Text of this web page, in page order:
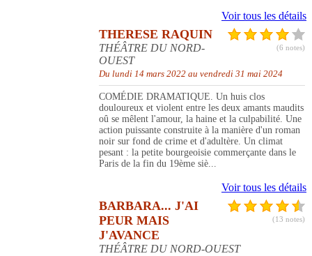
Voir tous les détails
(6 notes)
THERESE RAQUIN
THÉÂTRE DU NORD-
OUEST
Du lundi 14 mars 2022 au vendredi 31 mai 2024
COMÉDIE DRAMATIQUE. Un huis clos
douloureux et violent entre les deux amants maudits
oû se mêlent l'amour, la haine et la culpabilité. Une
action puissante construite à la manière d'un roman
noir sur fond de crime et d'adultère. Un climat
pesant : la petite bourgeoisie commerçante dans le
Paris de la fin du 19ème siè...
Voir tous les détails
(13 notes)
BARBARA... J'AI
PEUR MAIS
J'AVANCE
THÉÂTRE DU NORD-OUEST